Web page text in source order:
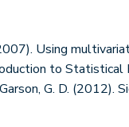
Using
to
G. D.